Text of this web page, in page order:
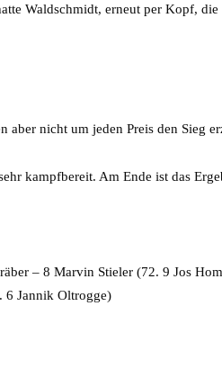
Waldschmidt, erneut per Kopf,
aber nicht um jeden Preis den Sieg
kampfbereit. Am Ende ist das
– 8 Marvin Stieler (72. 9 Jos
6 Jannik Oltrogge)